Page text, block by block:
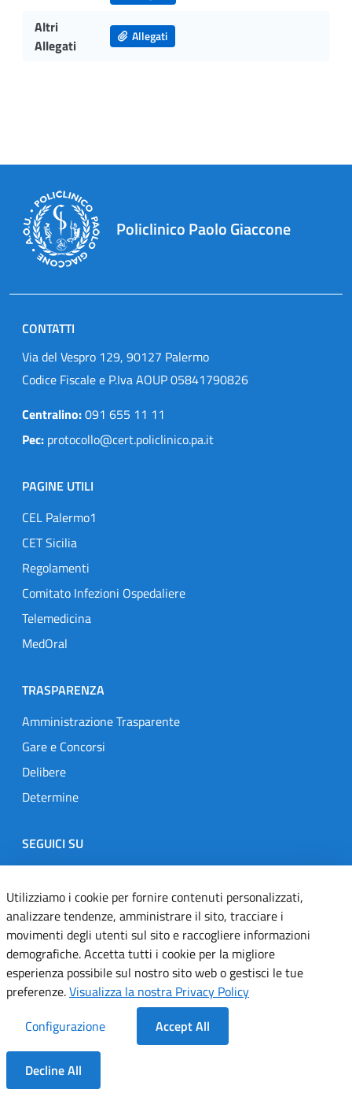
Dentro la Sezione
Altri
Allegati
Allegati
Policlinico Paolo Giaccone
CONTATTI
Via del Vespro 129, 90127 Palermo
Codice Fiscale e P.Iva AOUP 05841790826
Centralino:091 655 11 11
Pec: protocollo@cert.policlinico.pa.it
PAGINE UTILI
CEL Palermo1
CET Sicilia
Regolamenti
Comitato Infezioni Ospedaliere
Telemedicina
MedOral
TRASPARENZA
Amministrazione Trasparente
Gare e Concorsi
Delibere
Determine
SEGUICI SU
Designers Italia
TwitterInstagramYoutubeLinkedin
Dichiarazione di accessibilità
Informativa cookie
Note legali
Servizi Applicativi
Utilizziamo i cookie per fornire contenuti personalizzati,
analizzare tendenze, amministrare il sito, tracciare i
movimenti degli utenti sul sito e raccogliere informazioni
demografiche. Accetta tutti i cookie per la migliore
esperienza possibile sul nostro sito web o gestisci le tue
preferenze.Visualizza la nostra Privacy Policy
Configurazione
Accept All
Decline All